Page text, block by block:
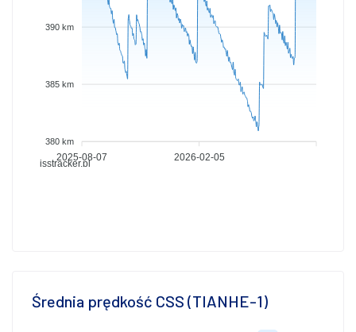
isstracker.pl
390 km
385 km
380 km
2025-08-07 2026-02-05
Średnia prędkość CSS (TIANHE-1)